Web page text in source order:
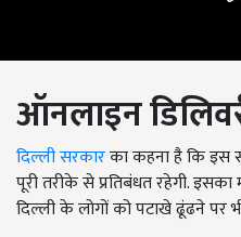
ऑनलाइन
दिल्ली सरकारका कहना है कि इस
पूरी तरीके से प्रतिबंधत रहेगी.
दिल्ली के लोगों को पटाखे ढूंढने पर